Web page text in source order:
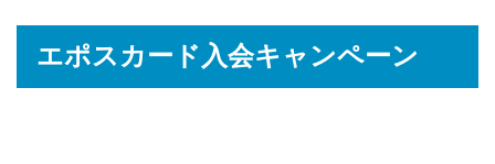
エポスカード入会キャンペーン